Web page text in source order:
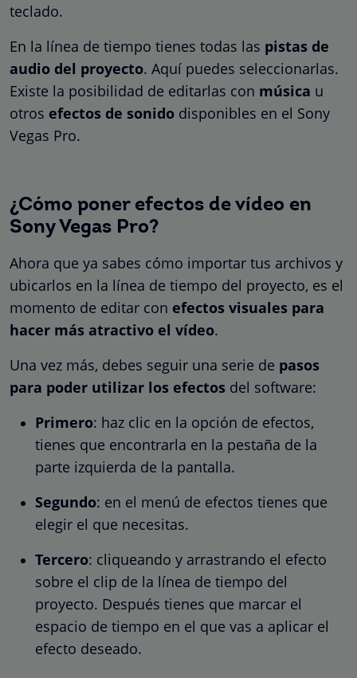
teclado.
En la línea de tiempo tienes todas las pistas de
audio del proyecto. Aquí puedes seleccionarlas.
Existe la posibilidad de editarlas con música u
otros efectos de sonido disponibles en el Sony
Vegas Pro.
¿Cómo poner efectos de vídeo en
Sony Vegas Pro?
Ahora que ya sabes cómo importar tus archivos y
ubicarlos en la línea de tiempo del proyecto, es el
momento de editar con efectos visuales para
hacer más atractivo el vídeo.
Una vez más, debes seguir una serie de pasos
para poder utilizar los efectos del software:
Primero: haz clic en la opción de efectos,
tienes que encontrarla en la pestaña de la
parte izquierda de la pantalla.
Segundo: en el menú de efectos tienes que
elegir el que necesitas.
Tercero: cliqueando y arrastrando el efecto
sobre el clip de la línea de tiempo del
proyecto. Después tienes que marcar el
espacio de tiempo en el que vas a aplicar el
efecto deseado.